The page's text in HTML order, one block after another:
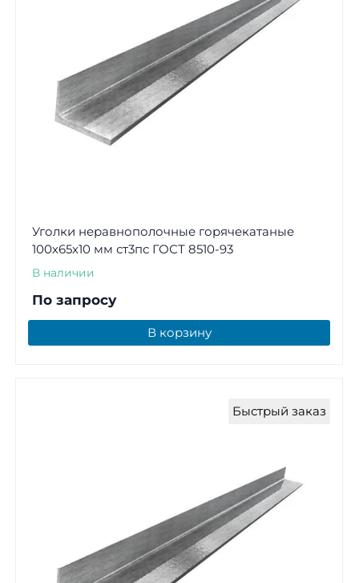
Уголки неравнополочные горячекатаные
100х65х10 мм ст3пс ГОСТ 8510-93
В наличии
По запросу
В корзину
Быстрый заказ